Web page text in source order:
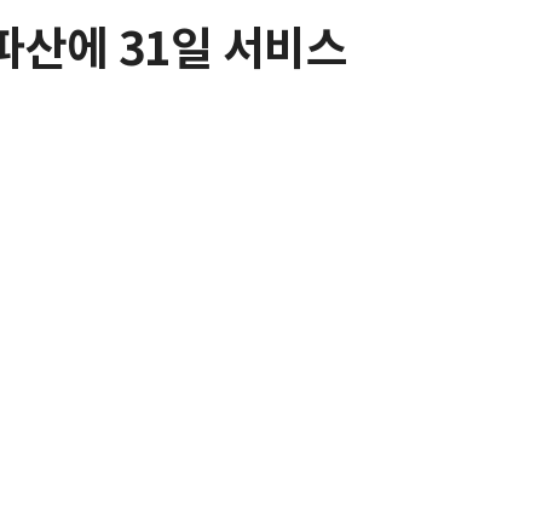
산에 31일 서비스